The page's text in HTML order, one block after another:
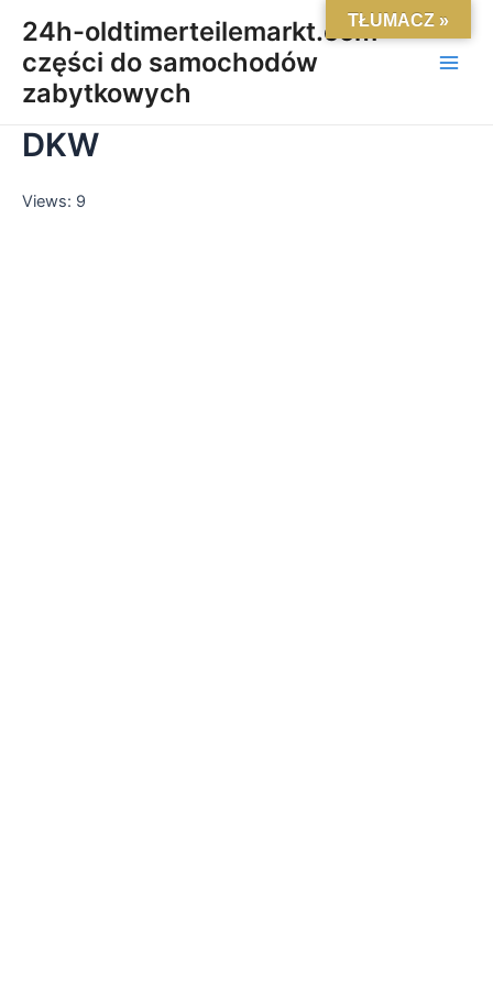
content
24h-oldtimerteilemarkt.com-
części do samochodów
zabytkowych
Main
DKW
Views: 9
TŁUMACZ »